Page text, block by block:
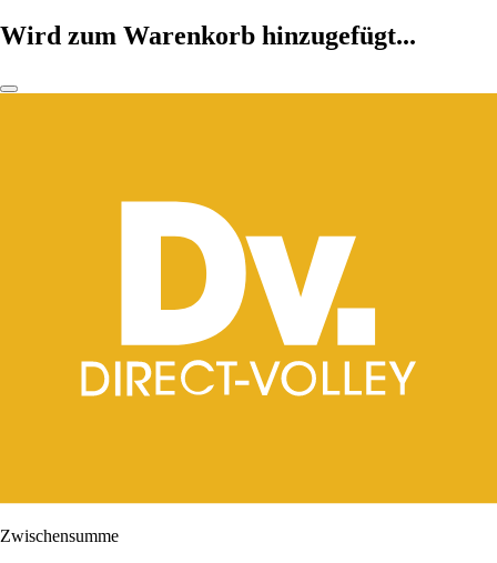
Wird zum Warenkorb hinzugefügt...
Zwischensumme